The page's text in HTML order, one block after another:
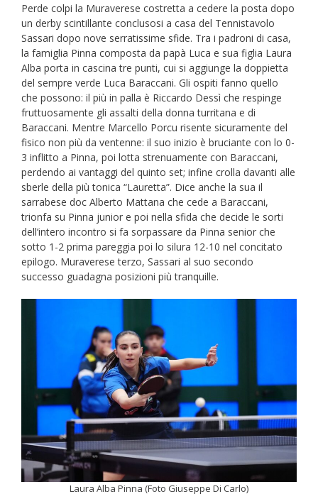
Perde colpi la Muraverese costretta a cedere la posta dopo
un derby scintillante conclusosi a casa del Tennistavolo
Sassari dopo nove serratissime sfide. Tra i padroni di casa,
la famiglia Pinna composta da papà Luca e sua figlia Laura
Alba porta in cascina tre punti, cui si aggiunge la doppietta
del sempre verde Luca Baraccani. Gli ospiti fanno quello
che possono: il più in palla è Riccardo Dessì che respinge
fruttuosamente gli assalti della donna turritana e di
Baraccani. Mentre Marcello Porcu risente sicuramente del
fisico non più da ventenne: il suo inizio è bruciante con lo 0-
3 inflitto a Pinna, poi lotta strenuamente con Baraccani,
perdendo ai vantaggi del quinto set; infine crolla davanti alle
sberle della più tonica “Lauretta”. Dice anche la sua il
sarrabese doc Alberto Mattana che cede a Baraccani,
trionfa su Pinna junior e poi nella sfida che decide le sorti
dell’intero incontro si fa sorpassare da Pinna senior che
sotto 1-2 prima pareggia poi lo silura 12-10 nel concitato
epilogo. Muraverese terzo, Sassari al suo secondo
successo guadagna posizioni più tranquille.
Laura Alba Pinna (Foto Giuseppe Di Carlo)